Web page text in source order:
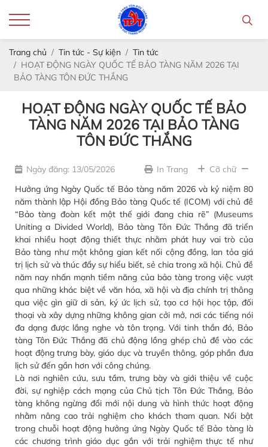
Trang chủ Tin tức - Sự kiện
Tin tức
HOẠT ĐỘNG NGÀY QUỐC TẾ BẢO TÀNG NĂM 2026 TẠI
BẢO TÀNG TÔN ĐỨC THẮNG
HOẠT ĐỘNG NGÀY QUỐC TẾ BẢO
TÀNG NĂM 2026 TẠI BẢO TÀNG
TÔN ĐỨC THẮNG
Ngày đăng: 13/05/2026 In Trang
Cỡ chữ
Hưởng ứng Ngày Quốc tế Bảo tàng năm 2026 và kỷ niệm 80
năm thành lập Hội đồng Bảo tàng Quốc tế (ICOM) với chủ đề
“Bảo tàng đoàn kết một thế giới đang chia rẽ” (Museums
Uniting a Divided World), Bảo tàng Tôn Đức Thắng đã triển
khai nhiều hoạt động thiết thực nhằm phát huy vai trò của
Bảo tàng như một không gian kết nối cộng đồng, lan tỏa giá
trị lịch sử và thúc đẩy sự hiểu biết, sẻ chia trong xã hội. Chủ đề
năm nay nhấn mạnh tiềm năng của bảo tàng trong việc vượt
qua những khác biệt về văn hóa, xã hội và địa chính trị thông
qua việc gìn giữ di sản, ký ức lịch sử, tạo cơ hội học tập, đối
thoại và xây dựng những không gian cởi mở, nơi các tiếng nói
đa dạng được lắng nghe và tôn trọng. Với tinh thần đó, Bảo
tàng Tôn Đức Thắng đã chủ động lồng ghép chủ đề vào các
hoạt động trưng bày, giáo dục và truyền thông, góp phần đưa
lịch sử đến gần hơn với công chúng.
Là nơi nghiên cứu, sưu tầm, trưng bày và giới thiệu về cuộc
đời, sự nghiệp cách mạng của Chủ tịch Tôn Đức Thắng, Bảo
tàng không ngừng đổi mới nội dung và hình thức hoạt động
nhằm nâng cao trải nghiệm cho khách tham quan. Nổi bật
trong chuỗi hoạt động hưởng ứng Ngày Quốc tế Bảo tàng là
các chương trình giáo dục gắn với trải nghiệm thực tế như